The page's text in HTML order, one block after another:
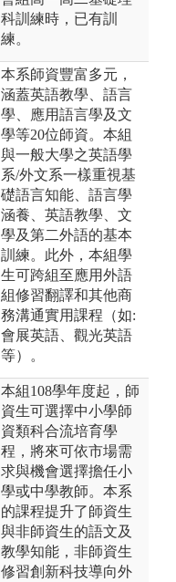
科訓練時，已有訓
練。
本系師資豐富多元，
涵蓋英語教學、語言
學、應用語言學及文
學等20位師資。本組
與一般大學之英語學
系/外文系一樣重視基
礎語言知能、語言學
涵養、英語教學、文
學及第二外語的基本
訓練。此外，本組學
生可跨組至應用外語
組修習翻譯和其他商
務溝通實用課程（如:
會展英語、觀光英語
等）。
本組108學年度起，師
資生可選擇中小學師
資類科合流培育學
程，將來可依市場需
求與機會選擇擔任小
學或中學教師。本系
的課程提升了師資生
與非師資生的語文及
教學知能，非師資生
修習創新科技導向外